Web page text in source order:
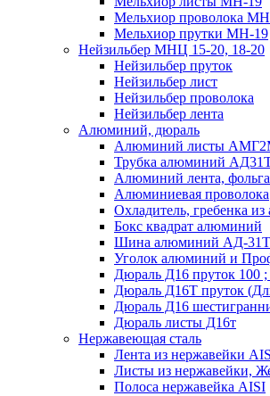
Мельхиор проволока
Мельхиор прутки МН-19
Нейзильбер МНЦ 15-20, 18-20
Нейзильбер пруток
Нейзильбер лист
Нейзильбер проволока
Нейзильбер лента
Алюминий, дюраль
Алюминий листы
Трубка алюминий
Алюминий лента, фольга
Алюминиевая проволока
Охладитель, гребенка
Бокс квадрат алюминий
Шина алюминий АД-31Т
Уголок алюминий и
Дюраль Д16 пруток 100
Дюраль Д16Т пруток
Дюраль Д16
Дюраль листы Д16т
Нержавеющая сталь
Лента из нержавейки
Листы из нержавейки,
Полоса нержавейка АISI